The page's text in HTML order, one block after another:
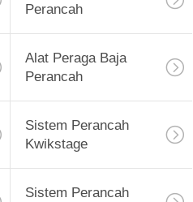
Perancah
Alat Peraga Baja
Perancah
Sistem Perancah
Kwikstage
Sistem Perancah